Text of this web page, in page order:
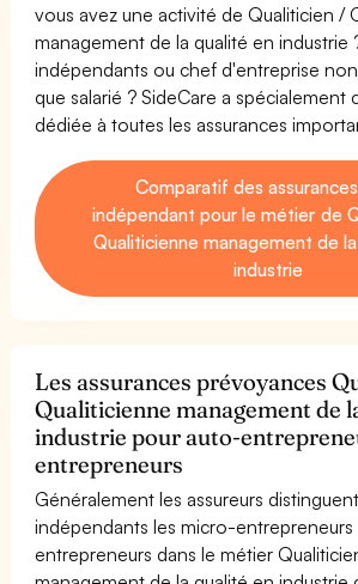
vous avez une activité de Qualiticien /
management de la qualité en industrie
indépendants ou chef d'entreprise
que salarié ? SideCare a spécialement
dédiée à toutes les assurances
Comparatif des
indépendant pour le métier de
Qualiticienne management de
industrie
Les assurances prévoyances
Qualiticienne management de
industrie pour auto-
entrepreneurs
Généralement les assureurs
indépendants les micro-
entrepreneurs dans le métier